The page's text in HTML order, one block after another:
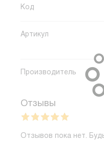
Код
Артикул
Производитель
Отзывы
Отзывов пока нет.